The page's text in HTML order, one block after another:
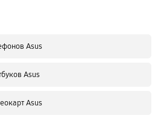
Asus
Asus
Asus